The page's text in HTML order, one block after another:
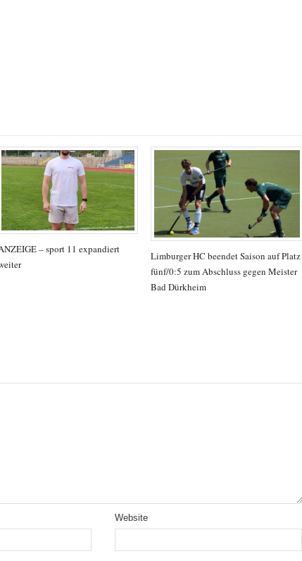
– sport 11 expandiert
Limburger HC beendet Saison auf Platz
fünf/0:5 zum Abschluss gegen Meister
Bad Dürkheim
Website